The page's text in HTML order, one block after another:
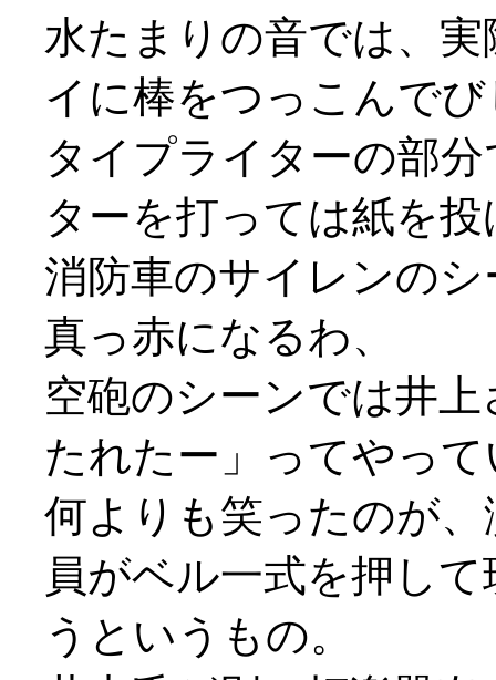
水たまりの音では、
イに棒をつっこんで
タイプライターの部
ターを打っては紙を
消防車のサイレンの
真っ赤になるわ、
空砲のシーンでは井
たれたー」ってやっ
何よりも笑ったのが
員がベル一式を押し
うというもの。